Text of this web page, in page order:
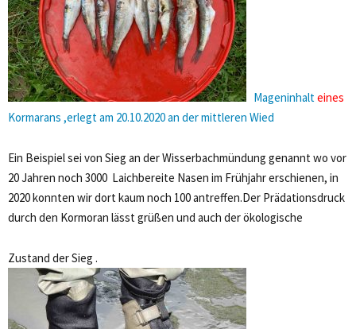
Mageninhalteines
Kormarans ,erlegt am 20.10.2020 an der mittleren Wied
Ein Beispiel sei von Sieg an der Wisserbachmündung genannt wo vor
20 Jahren noch 3000 Laichbereite Nasen im Frühjahr erschienen, in
2020 konnten wir dort kaum noch 100 antreffen.Der Prädationsdruck
durch den Kormoran lässt grüßen und auch der ökologische
Zustand der Sieg .